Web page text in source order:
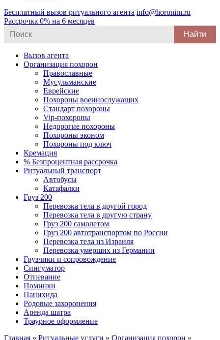
Бесплатный вызов ритуального агента info@horonim.ru
Рассрочка 0% на 6 месяцев
for:
Вызов агента
Организация похорон
Православные
Мусульманские
Еврейские
Похороны военнослужащих
Стандарт похороны
Vip-похороны
Недорогие похороны
Похороны эконом
Похороны под ключ
Кремация
% Безпроцентная рассрочка
Ритуальный транспорт
Автобусы
Катафалки
Груз 200
Перевозка тела в другой город
Перевозка тела в другую страну
Груз 200 самолетом
Груз 200 автотранспортом по России
Перевозка тела из Израиля
Перевозка умерших из Германии
Грузчики и сопровождение
Сингуматор
Отпевание
Поминки
Панихида
Родовые захоронения
Аренда шатра
Траурное оформление
Главная » Ритуальные услуги » Организация похорон »